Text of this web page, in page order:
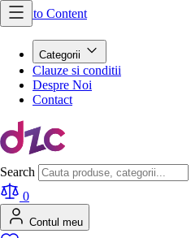
Skip to Content
Categorii
Clauze si conditii
Despre Noi
Contact
Search
0
Contul meu